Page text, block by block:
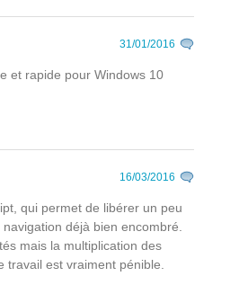
31/01/2016
et rapide pour Windows 10
16/03/2016
qui permet de libérer un peu
déjà bien encombré.
mais la multiplication des
travail est vraiment pénible.